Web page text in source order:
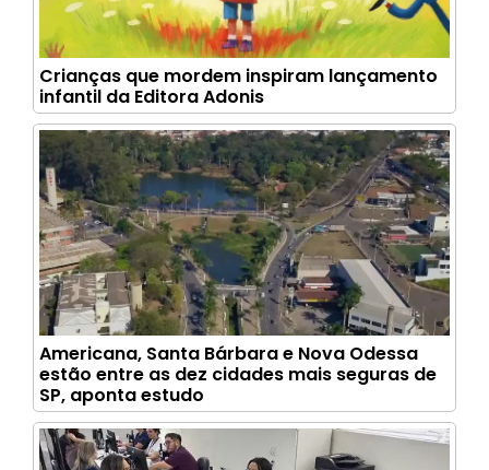
Crianças que mordem inspiram lançamento
infantil da Editora Adonis
Americana, Santa Bárbara e Nova Odessa
estão entre as dez cidades mais seguras de
SP, aponta estudo